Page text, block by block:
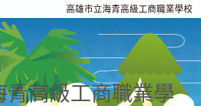
高雄市立海青高級工商職業學校
青高級工商職業學